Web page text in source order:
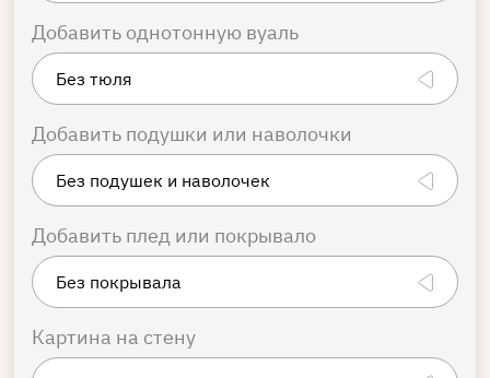
Добавить однотонную вуаль
Добавить подушки или наволочки
Добавить плед или покрывало
Картина на стену